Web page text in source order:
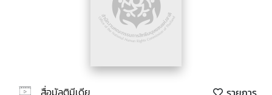
สื่อมัลติมีเดีย